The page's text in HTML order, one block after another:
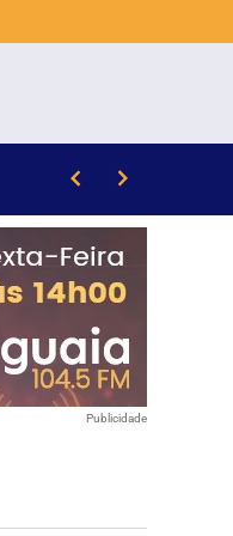
Publicidade